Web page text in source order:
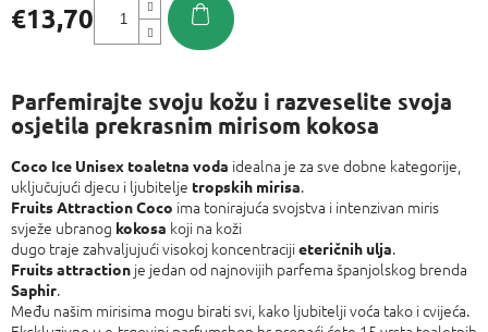
€13,70
Parfemirajte svoju kožu i razveselite svoja
osjetila prekrasnim mirisom kokosa
Coco Ice Unisex toaletna voda idealna je za sve dobne kategorije,
uključujući djecu i ljubitelje tropskih mirisa.
Fruits Attraction Coco ima tonirajuća svojstva i intenzivan miris
svježe ubranog kokosa koji na koži
dugo traje zahvaljujući visokoj koncentracijieteričnih ulja.
Fruits attraction je jedan od najnovijih parfema španjolskog brenda
Saphir.
Među našim mirisima mogu birati svi, kako ljubitelji voća tako i cvijeća.